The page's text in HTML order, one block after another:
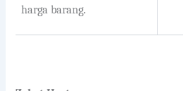
harga barang.